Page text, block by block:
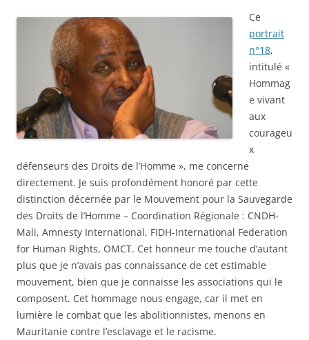
Ce
portrait
n°18,
intitulé «
Hommag
e vivant
aux
courageu
x
défenseurs des Droits de l’Homme », me concerne
directement. Je suis profondément honoré par cette
distinction décernée par le Mouvement pour la Sauvegarde
des Droits de l’Homme – Coordination Régionale : CNDH-
Mali, Amnesty International, FIDH-International Federation
for Human Rights, OMCT. Cet honneur me touche d’autant
plus que je n’avais pas connaissance de cet estimable
mouvement, bien que je connaisse les associations qui le
composent. Cet hommage nous engage, car il met en
lumière le combat que les abolitionnistes, menons en
Mauritanie contre l’esclavage et le racisme.